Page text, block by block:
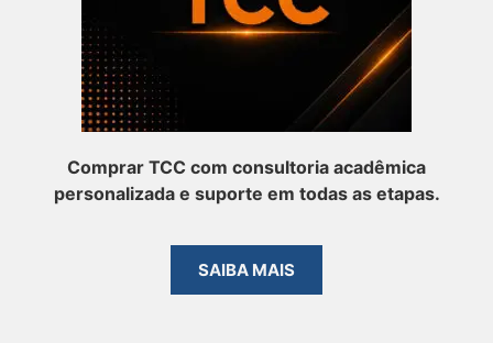
Comprar TCC com consultoria acadêmica
personalizada e suporte em todas as etapas.
SAIBA MAIS